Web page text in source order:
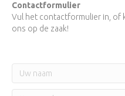
Contactformulier
Vul het contactformulier in, of
ons op de zaak!